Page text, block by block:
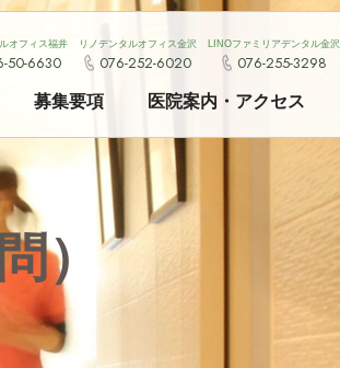
オフィス福井
50-6630
リノデンタルオフィス金沢
076-252-6020
LINOファミリアデンタル金沢
076-255-3298
募集要項 医院案内・アクセス
）